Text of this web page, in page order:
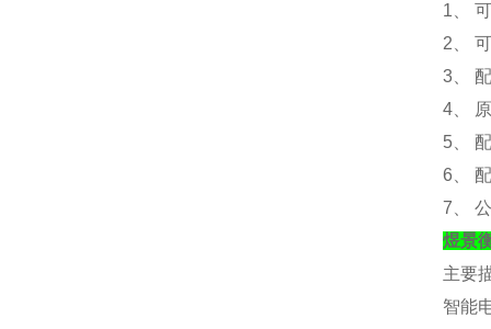
1、
2、 可
3、
4、
5、
6、
7、
煜景
主要
智能